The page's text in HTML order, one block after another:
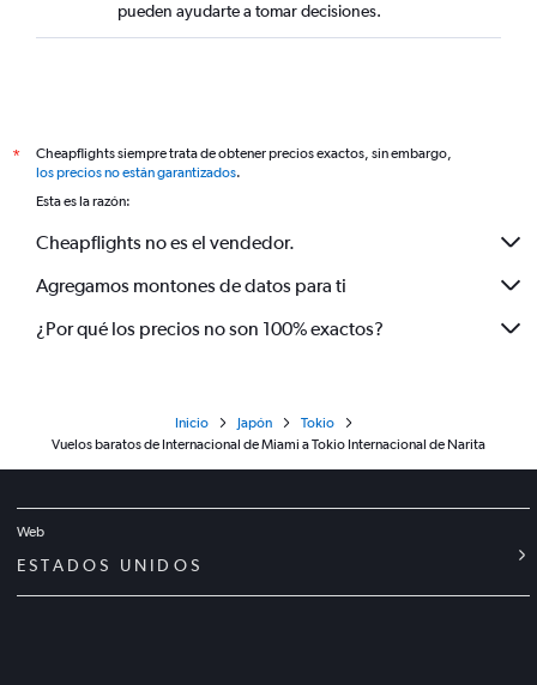
pueden ayudarte a tomar decisiones.
*
Cheapflights siempre trata de obtener precios exactos, sin embargo,
los precios no están garantizados.
Esta es la razón:
Cheapflights no es el vendedor.
Agregamos montones de datos para ti
¿Por qué los precios no son 100% exactos?
Inicio Japón
Tokio
Vuelos baratos de Internacional de Miami a Tokio Internacional de Narita
Web
ESTADOS UNIDOS